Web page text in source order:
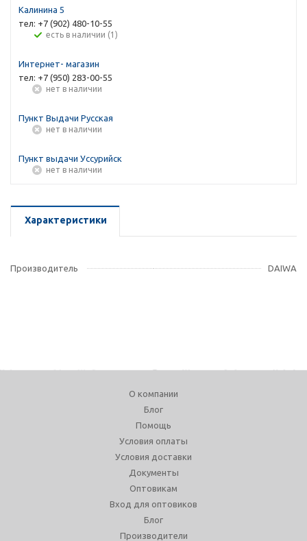
Калинина 5
тел: +7 (902) 480-10-55
Есть в наличии (1)
Интернет- магазин
тел: +7 (950) 283-00-55
Нет в наличии
Пункт Выдачи Русская
Нет в наличии
Пункт выдачи Уссурийск
Нет в наличии
Характеристики
Производитель DAIWA
О компании
Блог
Помощь
Условия оплаты
Условия доставки
Документы
Оптовикам
Вход для оптовиков
Блог
Производители